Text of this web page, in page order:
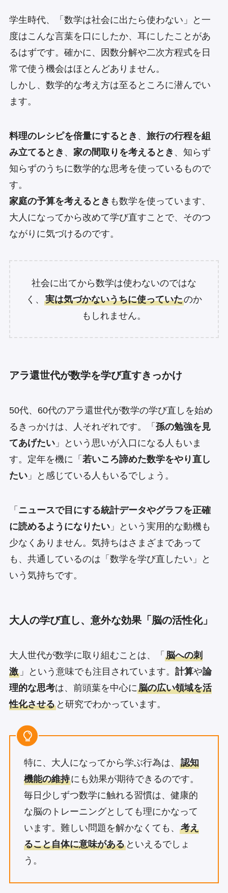
学生時代、「数学は社会に出たら使わない」と一
度はこんな言葉を口にしたか、耳にしたことがあ
るはずです。確かに、因数分解や二次方程式を日
常で使う機会はほとんどありません。
しかし、数学的な考え方は至るところに潜んでい
ます。
料理のレシピを倍量にするとき 、 旅行の行程を組
み立てるとき 、 家の間取りを考えるとき 、知らず
知らずのうちに数学的な思考を使っているもので
す。
家庭の予算を考えるとき も数学を使っています、
大人になってから改めて学び直すことで、そのつ
ながりに気づけるのです。
社会に出てから数学は使わないのではな
く、 実は気づかないうちに使っていたのか
もしれません。
アラ還世代が数学を学び直すきっかけ
50代、60代のアラ還世代が数学の学び直しを始め
るきっかけは、人それぞれです。「 孫の勉強を見
てあげたい」という思いが入口になる人もいま
す。定年を機に「 若いころ諦めた数学をやり直し
たい」と感じている人もいるでしょう。
「 ニュースで目にする統計データやグラフを正確
に読めるようになりたい」という実用的な動機も
少なくありません。気持ちはさまざまであって
も、共通しているのは「数学を学び直したい」と
いう気持ちです。
大人の学び直し、意外な効果「脳の活性化」
大人世代が数学に取り組むことは、「 脳への刺
激」という意味でも注目されています。 計算や論
理的な思考は、前頭葉を中心に脳の広い領域を活
性化させると研究でわかっています。
特に、大人になってから学ぶ行為は、 認知
機能の維持にも効果が期待できるのです。
毎日少しずつ数学に触れる習慣は、健康的
な脳のトレーニングとしても理にかなって
います。難しい問題を解かなくても、 考え
ること自体に意味があるといえるでしょ
う。